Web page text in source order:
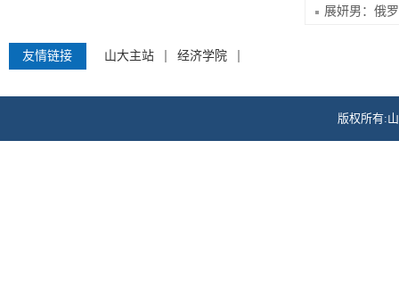
友情链接 山大主站 经济学院
版权所有: